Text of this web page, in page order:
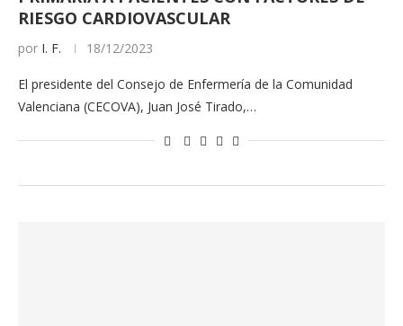
RIESGO CARDIOVASCULAR
por I. F. 18/12/2023
El presidente del Consejo de Enfermería de la Comunidad
Valenciana (CECOVA), Juan José Tirado,…